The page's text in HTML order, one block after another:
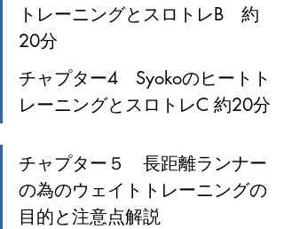
トレーニングとスロトレB　約
20分
チャプター4　Syokoのヒートト
レーニングとスロトレC 約20分
チャプター５　長距離ランナー
の為のウェイトトレーニングの
目的と注意点解説